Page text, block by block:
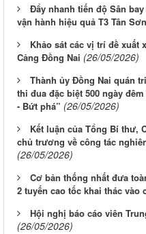
Đẩy nhanh tiến độ Sân
vận hành hiệu quả T3 Tân
Khảo sát các vị trí đề xuất
Cảng Đồng Nai (26/05/2026)
Thành ủy Đồng Nai quán
thi đua đặc biệt 500 ngày
- Bứt phá” (26/05/2026)
Kết luận của Tổng Bí thư,
chủ trương về công tác
(26/05/2026)
Cơ bản thống nhất đưa
2 tuyến cao tốc khai thác vào
Hội nghị báo cáo viên
(26/05/2026)